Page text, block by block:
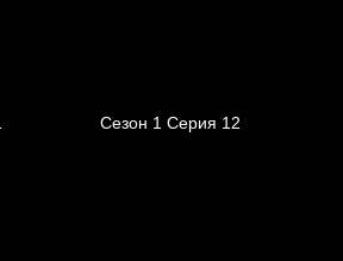
Сезон 1 Серия 12